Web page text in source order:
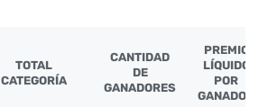
TOTAL
CATEGORÍA
CANTIDAD
DE
GANADORES
PREMIO
LÍQUIDO
POR
GANADOR